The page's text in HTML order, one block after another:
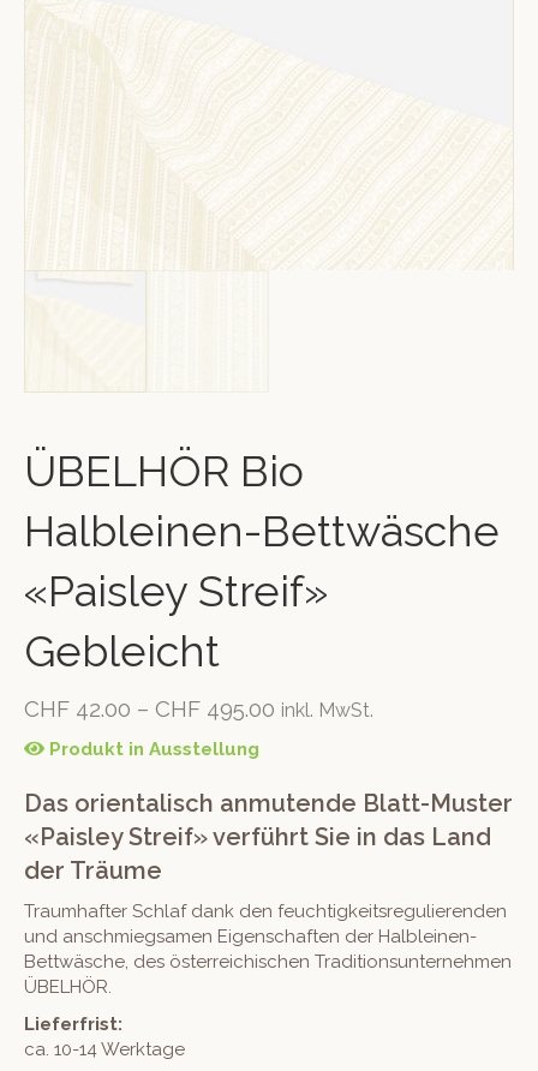
ÜBELHÖR Bio
Halbleinen-Bettwäsche
«Paisley Streif»
Gebleicht
CHF 42.00 – CHF 495.00 inkl. MwSt.
Produkt in Ausstellung
Das orientalisch anmutende Blatt-Muster
«Paisley Streif» verführt Sie in das Land
der Träume
Traumhafter Schlaf dank den feuchtigkeitsregulierenden
und anschmiegsamen Eigenschaften der Halbleinen-
Bettwäsche, des österreichischen Traditionsunternehmen
ÜBELHÖR.
Lieferfrist:
ca. 10-14 Werktage